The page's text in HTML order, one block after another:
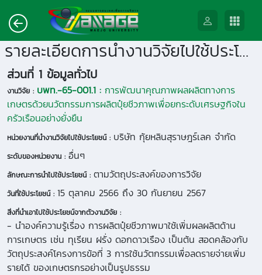
รายละเอียดการนำงานวิจัยไปใช้ประโยชน์
ส่วนที่ 1 ข้อมูลทั่วไป
งานวิจัย : บพท.-65-001.1 : การพัฒนาคุณภาพผลผลิตทางการ
เกษตรด้วยนวัตกรรมการผลิตปุ๋ยชีวภาพเพื่อยกระดับเศรษฐกิจใน
ครัวเรือนอย่างยั่งยืน
หน่วยงานที่นำงานวิจัยไปใช้ประโยชน์ : บริษัท กุ้ยหลินสุราษฎร์เลค จำกัด
ระดับของหน่วยงาน : อื่นๆ
ลักษณะการนำไปใช้ประโยชน์ : ตามวัตถุประสงค์ของการวิจัย
วันที่ใช้ประโยชน์ : 15 ตุลาคม 2566 ถึง 30 กันยายน 2567
สิ่งที่นำเอาไปใช้ประโยชน์จากตัวงานวิจัย :
- นำองค์ความรู้เรื่อง การผลิตปุ๋ยชีวภาพมาใช้เพิ่มผลผลิตด้าน
การเกษตร เช่น ทุเรียน ฝรั่ง ดอกดาวเรือง เป็นต้น สอดคล้องกับ
วัตถุประสงค์โครงการข้อที่ 3 การใช้นวัตกรรมเพื่อลดรายจ่ายเพิ่ม
รายได้ ของเกษตรกรอย่างเป็นรูปธรรม